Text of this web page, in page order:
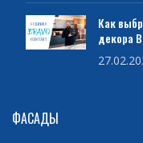
Как
декора
ФАСАДЫ